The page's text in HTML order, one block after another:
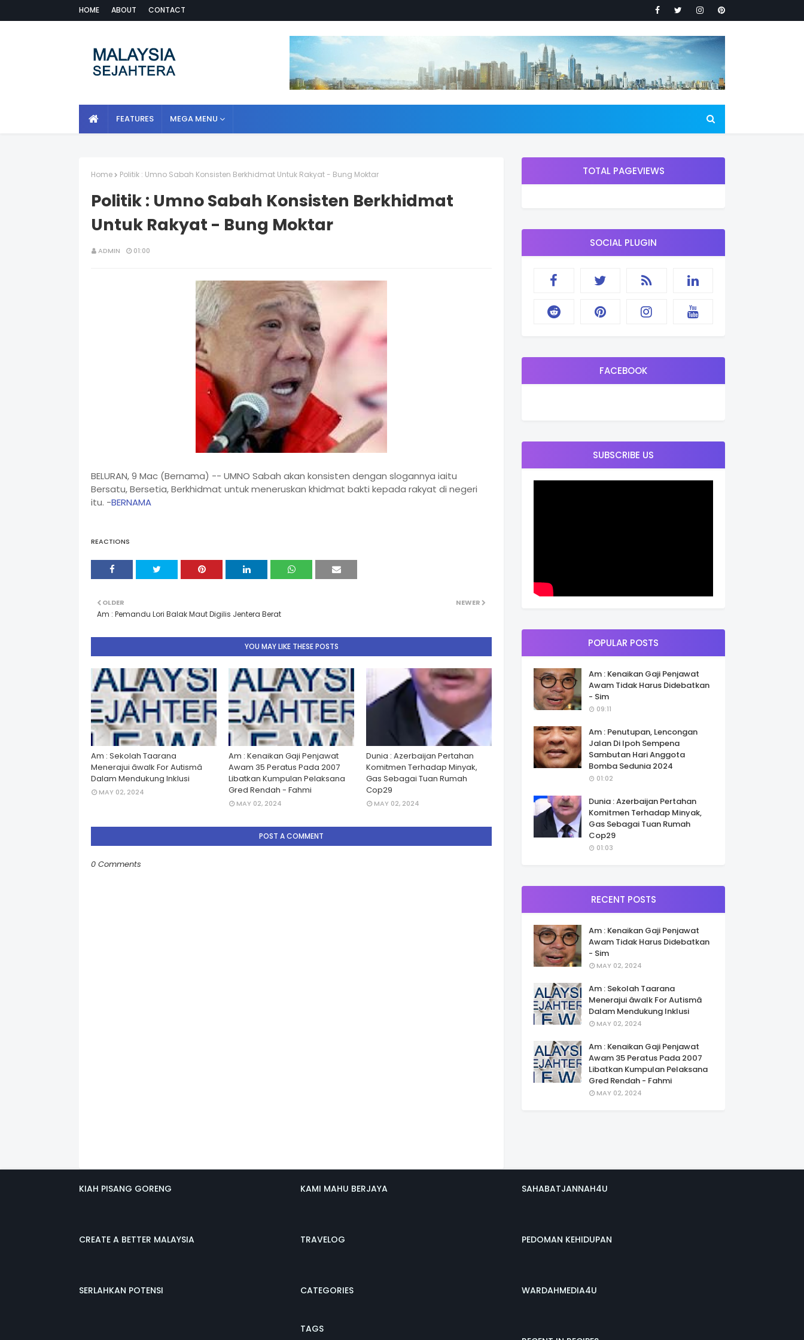
HOME ABOUT CONTACT
FEATURES MEGA MENU
Home Politik : Umno Sabah Konsisten Berkhidmat Untuk Rakyat - Bung Moktar
Politik : Umno Sabah Konsisten Berkhidmat
Untuk Rakyat - Bung Moktar
ADMIN 01:00
BELURAN, 9 Mac (Bernama) -- UMNO Sabah akan konsisten dengan slogannya iaitu
Bersatu, Bersetia, Berkhidmat untuk meneruskan khidmat bakti kepada rakyat di negeri
itu. -BERNAMA
REACTIONS
NEWER
OLDER
Am : Pemandu Lori Balak Maut Digilis Jentera Berat
YOU MAY LIKE THESE POSTS
Am : Sekolah Taarana
Menerajui âwalk For Autismâ
Dalam Mendukung Inklusi
MAY 02, 2024
Am : Kenaikan Gaji Penjawat
Awam 35 Peratus Pada 2007
Libatkan Kumpulan Pelaksana
Gred Rendah - Fahmi
MAY 02, 2024
Dunia : Azerbaijan Pertahan
Komitmen Terhadap Minyak,
Gas Sebagai Tuan Rumah
Cop29
MAY 02, 2024
POST A COMMENT
0 Comments
TOTAL PAGEVIEWS
SOCIAL PLUGIN
FACEBOOK
SUBSCRIBE US
POPULAR POSTS
Am : Kenaikan Gaji Penjawat
Awam Tidak Harus Didebatkan
- Sim
09:11
Am : Penutupan, Lencongan
Jalan Di Ipoh Sempena
Sambutan Hari Anggota
Bomba Sedunia 2024
01:02
Dunia : Azerbaijan Pertahan
Komitmen Terhadap Minyak,
Gas Sebagai Tuan Rumah
Cop29
01:03
RECENT POSTS
Am : Kenaikan Gaji Penjawat
Awam Tidak Harus Didebatkan
- Sim
MAY 02, 2024
Am : Sekolah Taarana
Menerajui âwalk For Autismâ
Dalam Mendukung Inklusi
MAY 02, 2024
Am : Kenaikan Gaji Penjawat
Awam 35 Peratus Pada 2007
Libatkan Kumpulan Pelaksana
Gred Rendah - Fahmi
MAY 02, 2024
KIAH PISANG GORENG
CREATE A BETTER MALAYSIA
SERLAHKAN POTENSI
KAMI MAHU BERJAYA
TRAVELOG
CATEGORIES
TAGS
SAHABATJANNAH4U
PEDOMAN KEHIDUPAN
WARDAHMEDIA4U